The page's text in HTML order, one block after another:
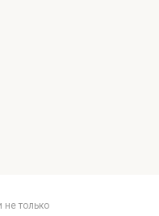
не только